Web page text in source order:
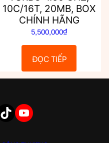
10C/16T, 20MB, BOX
CHÍNH HÃNG
5,500,000₫
ĐỌC TIẾP
TIKTOK YOUTUBE